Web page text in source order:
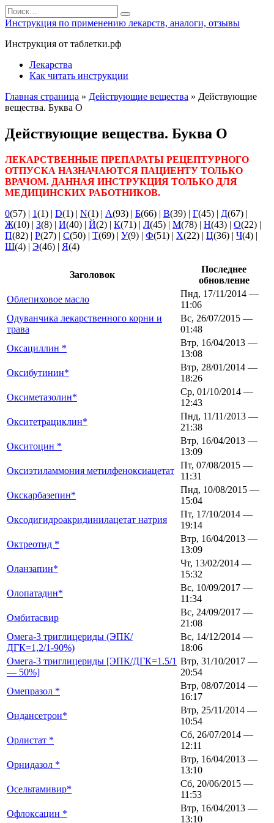
Перейти
к
содержанию
Search
for:
Инструкция по применению лекарств, аналоги, отзывы
Инструкция от таблетки.рф
Лекарства
Как читать инструкции
Главная страница » Действующие вещества » Действующие
вещества. Буква О
Действующие вещества. Буква О
ЛЕКАРСТВЕННЫЕ ПРЕПАРАТЫ РЕЦЕПТУРНОГО
ОТПУСКА НАЗНАЧАЮТСЯ ПАЦИЕНТУ ТОЛЬКО
ВРАЧОМ. ДАННАЯ ИНСТРУКЦИЯ ТОЛЬКО ДЛЯ
МЕДИЦИНСКИХ РАБОТНИКОВ.
0(57) | 1(1) | D(1) | N(1) | А(93) | Б(66) | В(39) | Г(45) | Д(67) |
Ж(10) | З(8) | И(40) | Й(2) | К(71) | Л(45) | М(78) | Н(43) | О(22) |
П(82) | Р(27) | С(50) | Т(69) | У(9) | Ф(51) | Х(22) | Ц(36) | Ч(4) |
Ш(4) | Э(46) | Я(4)
Заголовок
Последнее
обновление
Облепиховое масло
Пнд, 17/11/2014 —
11:06
Одуванчика лекарственного корни и
трава
Вс, 26/07/2015 —
01:48
Оксациллин *
Втр, 16/04/2013 —
13:08
Оксибутинин*
Втр, 28/01/2014 —
18:26
Оксиметазолин*
Ср, 01/10/2014 —
12:43
Окситетрациклин*
Пнд, 11/11/2013 —
21:38
Окситоцин *
Втр, 16/04/2013 —
13:09
Оксиэтиламмония метилфеноксиацетат
Пт, 07/08/2015 —
11:31
Окскарбазепин*
Пнд, 10/08/2015 —
15:04
Оксодигидроакридинилацетат натрия
Пт, 17/10/2014 —
19:14
Октреотид *
Втр, 16/04/2013 —
13:09
Оланзапин*
Чт, 13/02/2014 —
15:32
Олопатадин*
Вс, 10/09/2017 —
11:34
Омбитасвир
Вс, 24/09/2017 —
21:08
Омега-3 триглицериды (ЭПК/
ДГК=1,2/1-90%)
Вс, 14/12/2014 —
18:06
Омега-3 триглицериды [ЭПК/ДГК=1.5/1
— 50%]
Втр, 31/10/2017 —
20:54
Омепразол *
Втр, 08/07/2014 —
16:17
Ондансетрон*
Втр, 25/11/2014 —
10:54
Орлистат *
Сб, 26/07/2014 —
12:11
Орнидазол *
Втр, 16/04/2013 —
13:10
Осельтамивир*
Сб, 20/06/2015 —
11:53
Офлоксацин *
Втр, 16/04/2013 —
13:10